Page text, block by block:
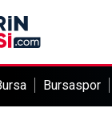
Bursaspor